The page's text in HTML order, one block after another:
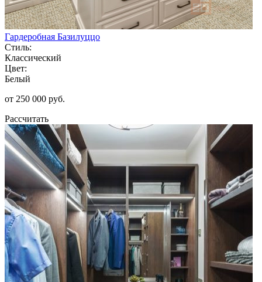
Гардеробная Базилуццо
Стиль:
Классический
Цвет:
Белый
от 250 000 руб.
Рассчитать